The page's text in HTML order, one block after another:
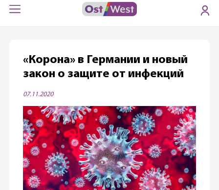
«Корона» в Германии и новый
закон о защите от инфекций
07.11.2020